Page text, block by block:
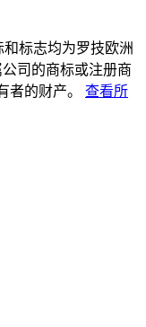
标志均为罗技欧洲
司的商标或注册商
者的财产。 查看所